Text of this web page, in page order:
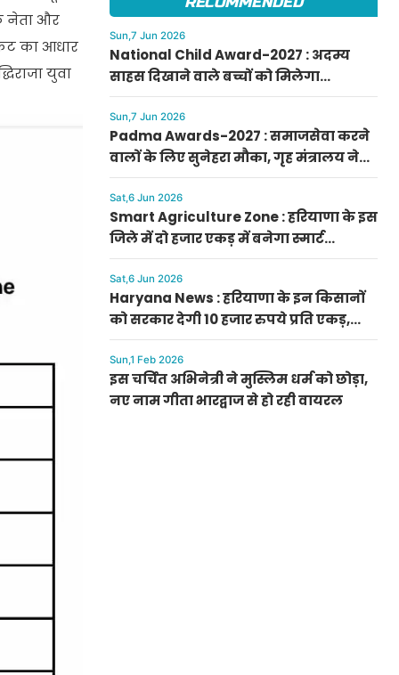
नेता और
का आधार
युवा
Sun,7 Jun 2026
National Child Award-2027 : अदम्य
साहस दिखाने वाले बच्चों को मिलेगा
प्रधानमंत्री राष्ट्रीय बाल पुरस्कार-2027, ऐसे
करें आवेदन
Sun,7 Jun 2026
Padma Awards-2027 : समाजसेवा करने
वालों के लिए सुनेहरा मौका, गृह मंत्रालय ने
निकाले पद्म पुरस्कार-2027 के लिए आवेदन
Sat,6 Jun 2026
Smart Agriculture Zone : हरियाणा के इस
जिले में दो हजार एकड़ में बनेगा स्मार्ट
एग्रीकल्चर जोन
Sat,6 Jun 2026
Haryana News : हरियाणा के इन किसानों
को सरकार देगी 10 हजार रुपये प्रति एकड़,
सीएम सैनी की घोषणा
Sun,1 Feb 2026
इस चर्चित अभिनेत्री ने मुस्लिम धर्म को छोड़ा,
नए नाम गीता भारद्वाज से हो रही वायरल